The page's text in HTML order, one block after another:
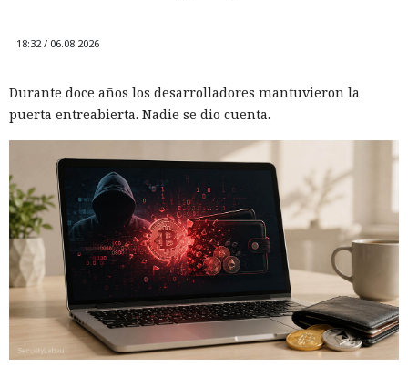
18:32 / 06.08.2026
Durante doce años los desarrolladores mantuvieron la
puerta entreabierta. Nadie se dio cuenta.